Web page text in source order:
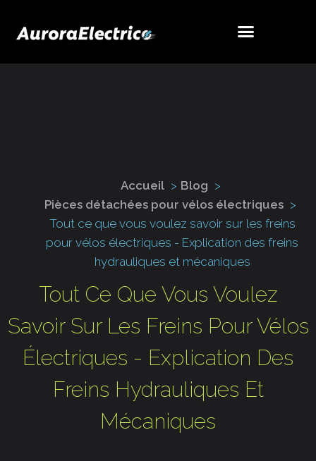
Accueil
Blog
Pièces détachées pour vélos électriques
Tout ce que vous voulez savoir sur les freins
pour vélos électriques - Explication des freins
hydrauliques et mécaniques
Tout Ce Que Vous Voulez
Savoir Sur Les Freins Pour Vélos
Électriques - Explication Des
Freins Hydrauliques Et
Mécaniques